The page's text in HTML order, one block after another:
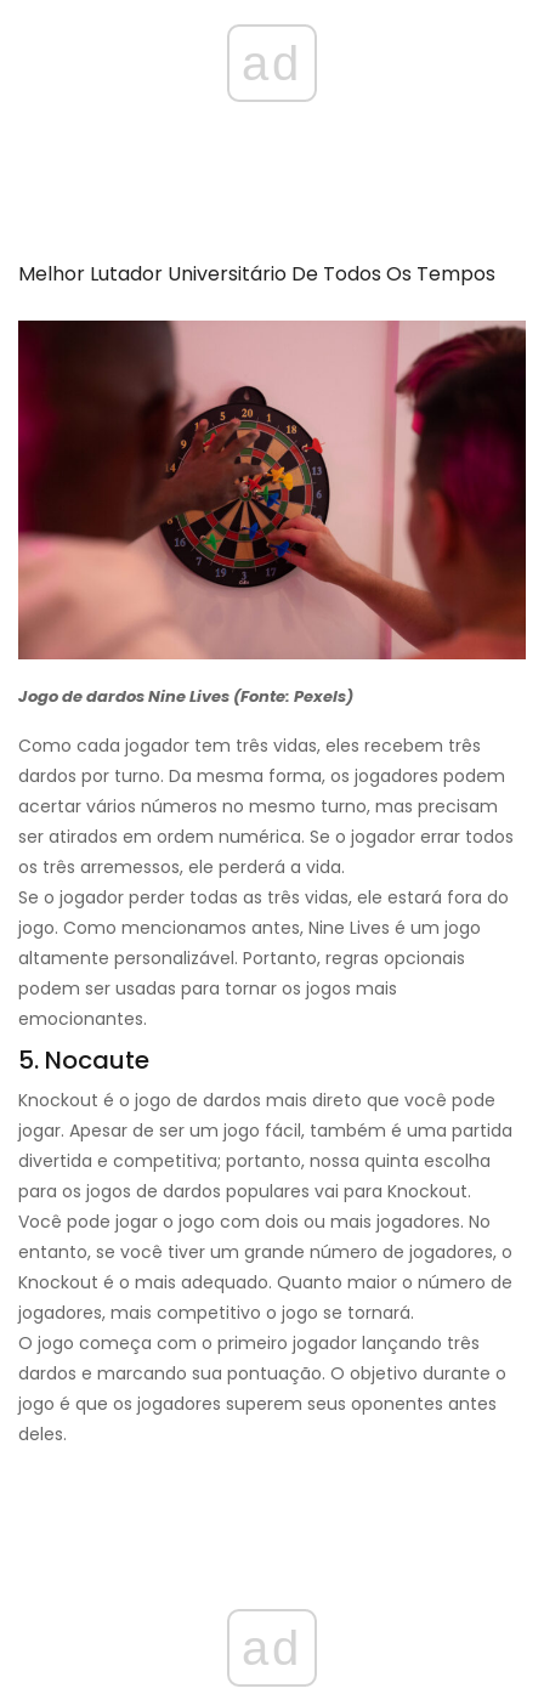
ad
Melhor Lutador Universitário De Todos Os Tempos
Jogo de dardos Nine Lives (Fonte: Pexels)
Como cada jogador tem três vidas, eles recebem três
dardos por turno. Da mesma forma, os jogadores podem
acertar vários números no mesmo turno, mas precisam
ser atirados em ordem numérica. Se o jogador errar todos
os três arremessos, ele perderá a vida.
Se o jogador perder todas as três vidas, ele estará fora do
jogo. Como mencionamos antes, Nine Lives é um jogo
altamente personalizável. Portanto, regras opcionais
podem ser usadas para tornar os jogos mais
emocionantes.
5. Nocaute
Knockout é o jogo de dardos mais direto que você pode
jogar. Apesar de ser um jogo fácil, também é uma partida
divertida e competitiva; portanto, nossa quinta escolha
para os jogos de dardos populares vai para Knockout.
Você pode jogar o jogo com dois ou mais jogadores. No
entanto, se você tiver um grande número de jogadores, o
Knockout é o mais adequado. Quanto maior o número de
jogadores, mais competitivo o jogo se tornará.
O jogo começa com o primeiro jogador lançando três
dardos e marcando sua pontuação. O objetivo durante o
jogo é que os jogadores superem seus oponentes antes
deles.
ad